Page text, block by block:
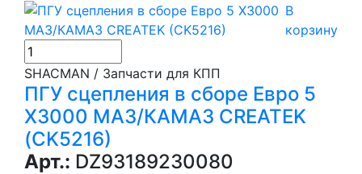
В
корзину
SHACMAN / Запчасти для КПП
ПГУ сцепления в сборе Евро 5
X3000 МАЗ/КАМАЗ CREATEK
(CK5216)
Арт.: DZ93189230080